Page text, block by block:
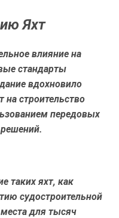
Яхт
влияние на
стандарты
вдохновило
на строительство
передовых
таких яхт, как
судостроительной
для тысяч